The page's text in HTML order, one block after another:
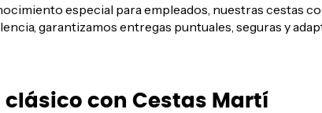
especial para empleados, nuestras cestas
garantizamos entregas puntuales, seguras y
con Cestas Martí